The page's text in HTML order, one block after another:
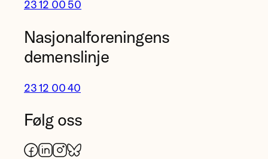
23 12 00 50
Nasjonalforeningens
demenslinje
23 12 00 40
Følg oss
Facebook
LinkedIn
Instagram
Bluesky